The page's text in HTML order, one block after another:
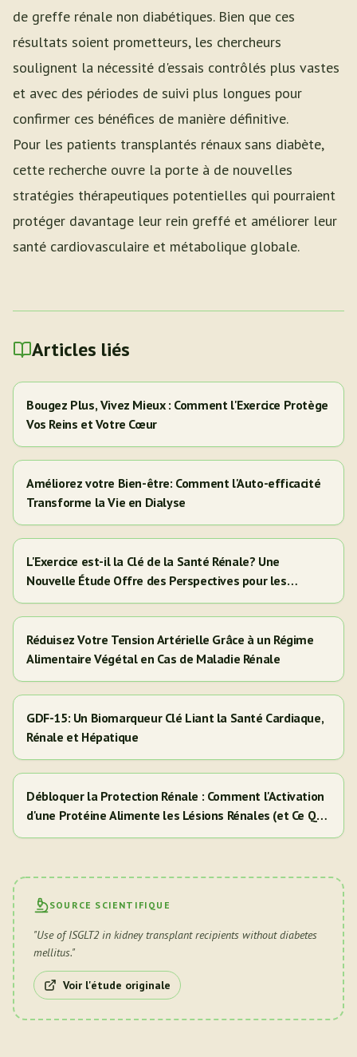
de greffe rénale non diabétiques. Bien que ces
résultats soient prometteurs, les chercheurs
soulignent la nécessité d'essais contrôlés plus vastes
et avec des périodes de suivi plus longues pour
confirmer ces bénéfices de manière définitive.
Pour les patients transplantés rénaux sans diabète,
cette recherche ouvre la porte à de nouvelles
stratégies thérapeutiques potentielles qui pourraient
protéger davantage leur rein greffé et améliorer leur
santé cardiovasculaire et métabolique globale.
Articles liés
Bougez Plus, Vivez Mieux : Comment l'Exercice Protège
Vos Reins et Votre Cœur
Améliorez votre Bien-être: Comment l'Auto-efficacité
Transforme la Vie en Dialyse
L'Exercice est-il la Clé de la Santé Rénale? Une
Nouvelle Étude Offre des Perspectives pour les
Adultes Hispaniques/Latinos
Réduisez Votre Tension Artérielle Grâce à un Régime
Alimentaire Végétal en Cas de Maladie Rénale
GDF-15: Un Biomarqueur Clé Liant la Santé Cardiaque,
Rénale et Hépatique
Débloquer la Protection Rénale : Comment l'Activation
d'une Protéine Alimente les Lésions Rénales (et Ce Que
Cela Signifie Pour Vous)
SOURCE SCIENTIFIQUE
"Use of ISGLT2 in kidney transplant recipients without diabetes
mellitus."
Voir l'étude originale